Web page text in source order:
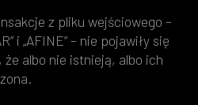
z pliku wejściowego –
i „AFINE” – nie pojawiły się
albo nie istnieją, albo ich